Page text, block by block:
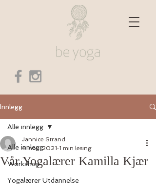
Innlegg
Alle innlegg
Workshop
Yogalærer Utdannelse
Alle innlegg
Vår Yogalærer Kamilla Kjær
Jannice Strand
4. nov. 2021 1 min lesing